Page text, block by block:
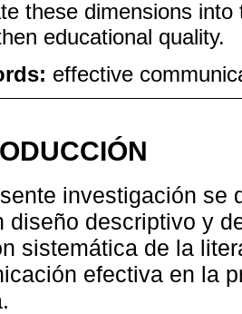
these dimensions
educational quality.
effective
investigación se
diseño descriptivo y
sistemática de la
efectiva en la